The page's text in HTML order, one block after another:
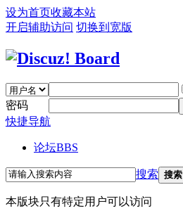
设为首页收藏本站
开启辅助访问 切换到宽版
密码
快捷导航
论坛BBS
搜索 搜索
本版块只有特定用户可以访问